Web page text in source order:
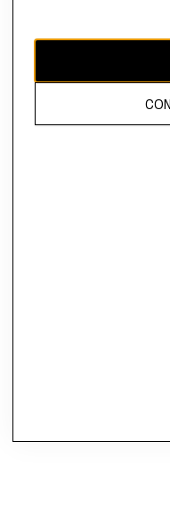
El contenido de esta
propiedad de H&M Hennes